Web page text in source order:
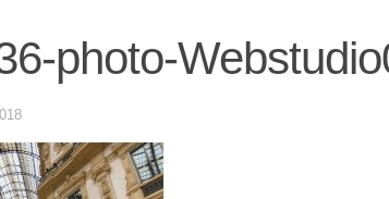
photo-